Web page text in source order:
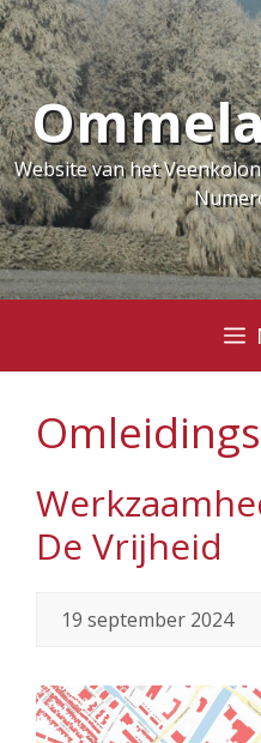
Ga
naar
de
inhoud
Website van het
De Vrijheid
19 september 2024